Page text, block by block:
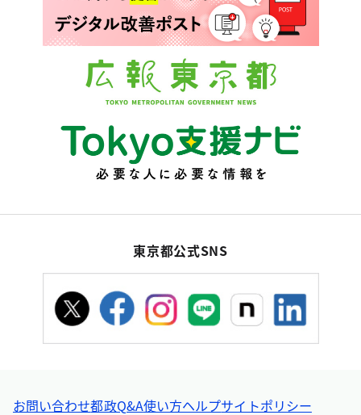
東京都公式SNS
お問い合わせ都政Q&A使い方ヘルプサイトポリシー